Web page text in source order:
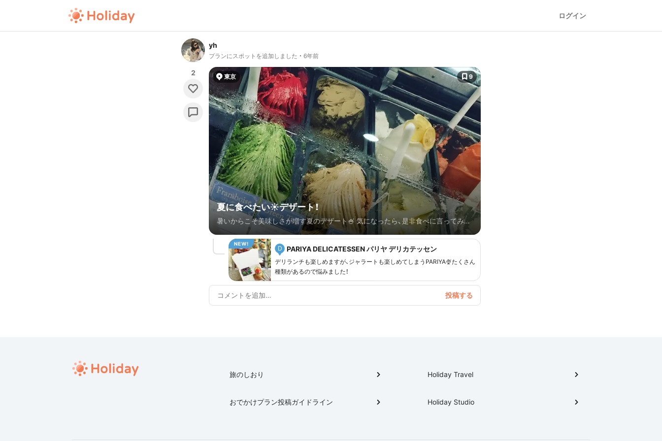
ログイン
yh
プランにスポットを追加しました 6年前
2 東京 9
夏に食べたい☀️デザート！
暑いからこそ美味しさが増す夏のデザート🍧 気になったら、是非食べに言ってみて
ください😋
D PARIYA DELICATESSEN パリヤ デリカテッセン
デリランチも楽しめますが、ジャラートも楽しめてしまうPARIYA🍨たくさん
種類があるので悩みました！
旅のしおり
おでかけプラン投稿ガイドライン
Holiday Travel
Holiday Studio